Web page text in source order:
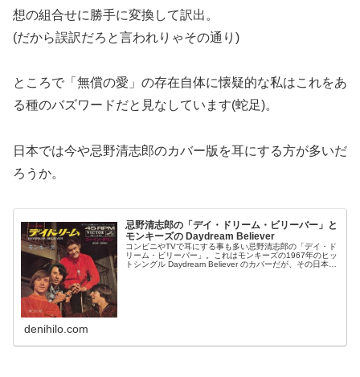
想の組合せに勝手に変換して訳出。
(だから誤訳だろと言われりゃその通り)
ところで「無償の愛」の存在自体に懐疑的な私はこれをあ
る種のバズワードだと見なしています(蛇足)。
日本では今や忌野清志郎のカバー版を耳にする方が多いだ
ろうか。
忌野清志郎の「デイ・ドリーム・ビリーバー」と
モンキーズの Daydream Believer
コンビニやTVで耳にする事も多い忌野清志郎の「デイ・ド
リーム・ビリーバー」。これはモンキーズの1967年のヒッ
トシングル Daydream Believer のカバーだが、その日本語
denihilo.com